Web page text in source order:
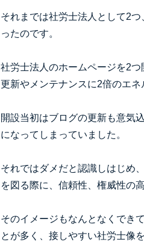
それまでは社労士法人として2
ったのです。
社労士法人のホームページを2
更新やメンテナンスに2倍のエ
開設当初はブログの更新も意気
になってしまっていました。
それではダメだと認識しはじめ
を図る際に、信頼性、権威性の
そのイメージもなんとなくでき
とが多く、接しやすい社労士像